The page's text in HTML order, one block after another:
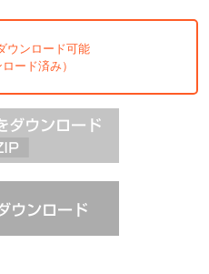
ウンロード可能
ード済み）